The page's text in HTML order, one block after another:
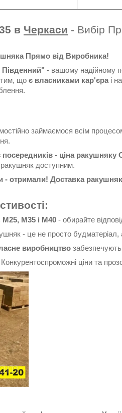
в Черкаси - Вибір
Прямо від Виробника!
- вашому надійному
що є власниками кар'єра і
займаємося всім
- ціна ракушняку
доступним.
отримали! Доставка
M35 і М40 - обирайте
- це не просто будматеріал,
виробництво
Конкурентоспроможні ціни та